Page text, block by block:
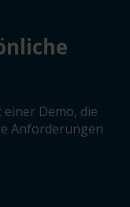
Demo, die
Anforderungen